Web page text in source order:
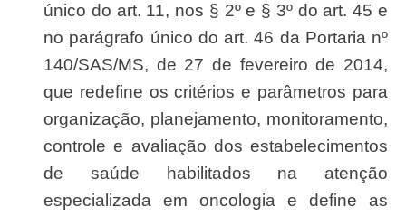
único do art. 11, nos § 2º e § 3º do art. 45 e
no parágrafo único do art. 46 da Portaria nº
140/SAS/MS, de 27 de fevereiro de 2014,
que redefine os critérios e parâmetros para
organização, planejamento, monitoramento,
controle e avaliação dos estabelecimentos
de saúde habilitados na atenção
especializada em oncologia e define as